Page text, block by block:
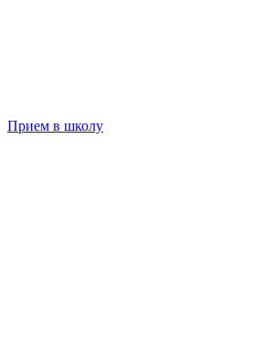
Прием в школу